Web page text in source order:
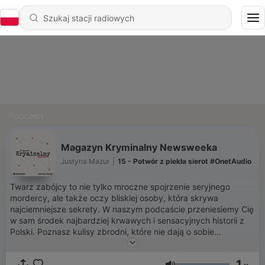
Magazyn Kryminalny Newsweeka
Justyna Mazur 15 - Potwór z piekła sierot #OnetAudio
Twarz zabójcy to nie tylko mroczne spojrzenie seryjnego
mordercy, ale także oczy bliskiej osoby, która skrywa
najciemniejsze sekrety. W naszym podcaście przeniesiemy Cię
w sam środek najbardziej krwawych i sensacyjnych historii z
Polski. Poznasz kulisy zbrodni, które nie dają o sobie
zapomnieć, i odkryjesz, jak cienka jest granica między dobrem